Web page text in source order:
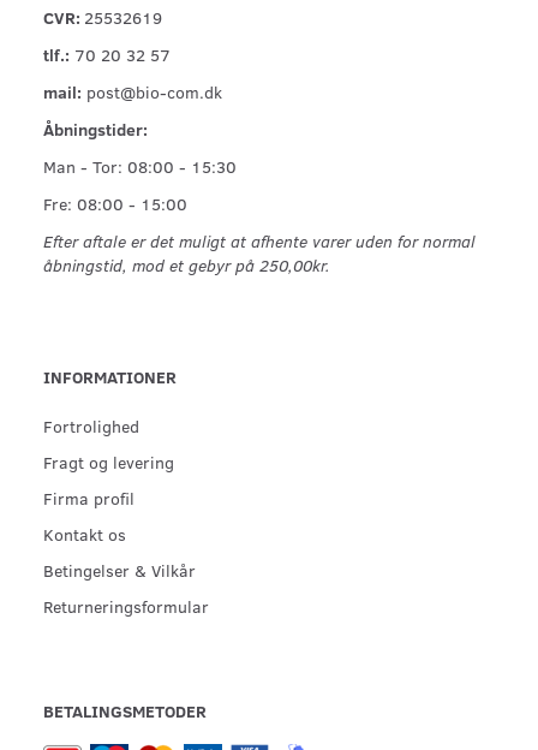
CVR: 25532619
tlf.: 70 20 32 57
mail: post@bio-com.dk
Åbningstider:
Man - Tor: 08:00 - 15:30
Fre: 08:00 - 15:00
Efter aftale er det muligt at afhente varer uden for normal
åbningstid, mod et gebyr på 250,00kr.
INFORMATIONER
Fortrolighed
Fragt og levering
Firma profil
Kontakt os
Betingelser & Vilkår
Returneringsformular
BETALINGSMETODER